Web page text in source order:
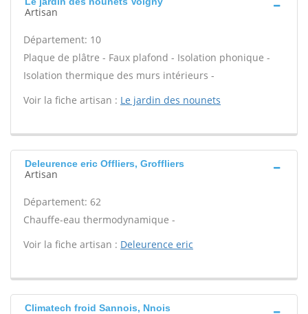
Artisan
Département: 10
Plaque de plâtre - Faux plafond - Isolation phonique -
Isolation thermique des murs intérieurs -
Voir la fiche artisan : Le jardin des nounets
Deleurence eric Offliers, Groffliers
Artisan
Département: 62
Chauffe-eau thermodynamique -
Voir la fiche artisan : Deleurence eric
Climatech froid Sannois, Nnois